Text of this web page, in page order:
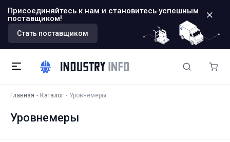
Присоединяйтесь к нам и становитесь успешным
поставщиком!
Стать поставщиком
Главная Каталог Уровнемеры
Уровнемеры